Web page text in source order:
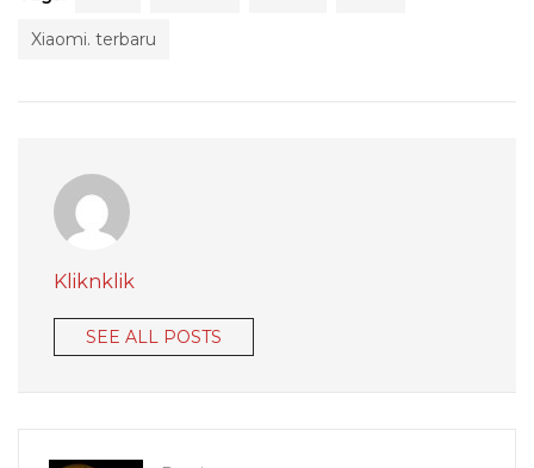
Xiaomi. terbaru
Kliknklik
SEE ALL POSTS